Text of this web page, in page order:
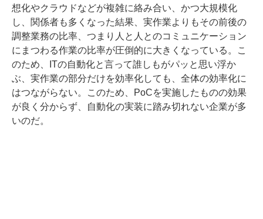
想化やクラウドなどが複雑に絡み合い、かつ大規模化
し、関係者も多くなった結果、実作業よりもその前後の
調整業務の比率、つまり人と人とのコミュニケーション
にまつわる作業の比率が圧倒的に大きくなっている。こ
のため、ITの自動化と言って誰しもがパッと思い浮か
ぶ、実作業の部分だけを効率化しても、全体の効率化に
はつながらない。このため、PoCを実施したものの効果
が良く分からず、自動化の実装に踏み切れない企業が多
いのだ。